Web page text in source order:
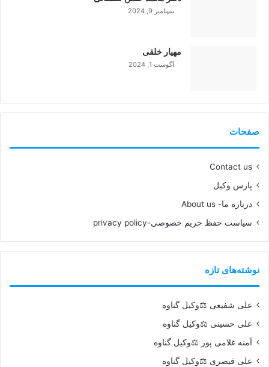
سپتامبر 9, 2024
مهیار خلقی
آگوست 1, 2024
صفحات
Contact us
پارس وکیل
درباره ما- About us
سیاست حفظ حریم خصوصی-privacy policy
نوشته‌های تازه
علی شفیعی ⚖️وکیل گناوه
علی حسینی ⚖️وکیل گناوه
آمنه غلامی پور ⚖️وکیل گناوه
علی قیصری ⚖️وکیل گناوه